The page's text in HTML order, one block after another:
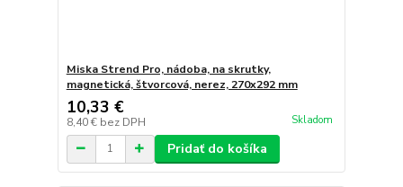
Miska Strend Pro, nádoba, na skrutky,
magnetická, štvorcová, nerez, 270x292 mm
10,33 €
8,40 € bez DPH Skladom
Pridať do košíka